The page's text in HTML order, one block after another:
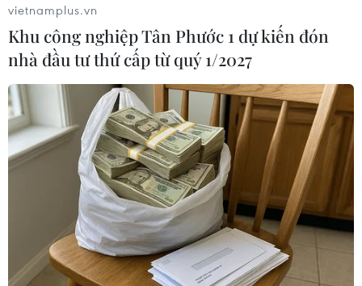
Những nữ sỹ quan của Học viện Cảnh sát Nga trong một buổi
diễn tập cho cuộc diễu hành quân sự mừng ngày Chiến thắng
ở St Petersburg vào ngày 18/4/2011. (Nguồn: sputniknews)
vietnamplus.vn
Khu công nghiệp Tân Phước 1 dự kiến đón
nhà đầu tư thứ cấp từ quý 1/2027